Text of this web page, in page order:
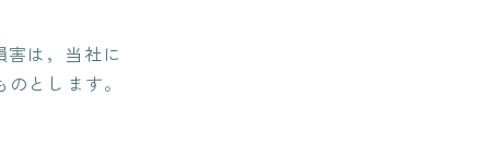
は，当社に
とします。